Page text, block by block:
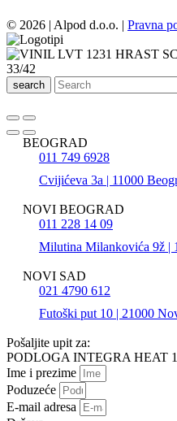
© 2026 | Alpod d.o.o. | Pravna
search
BEOGRAD
011 749 6928
Cvijićeva 3a | 11000
NOVI BEOGRAD
011 228 14 09
Milutina Milankovića 9ž |
NOVI SAD
021 4790 612
Futoški put 10 | 21000
Pošaljite upit za:
PODLOGA INTEGRA HEAT
Ime i prezime
Poduzeće
E-mail adresa